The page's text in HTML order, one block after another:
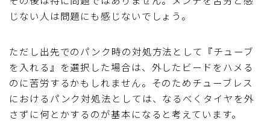
じない人は問題にも感じないでしょう。
ただし出先でのパンク時の対処方法として『チューブ
を入れる』を選択した場合は、外したビードをハメる
のに苦労するかもしれません。そのためチューブレス
におけるパンク対処法としては、なるべくタイヤを外
さずに何とかするのが基本になると考えています。